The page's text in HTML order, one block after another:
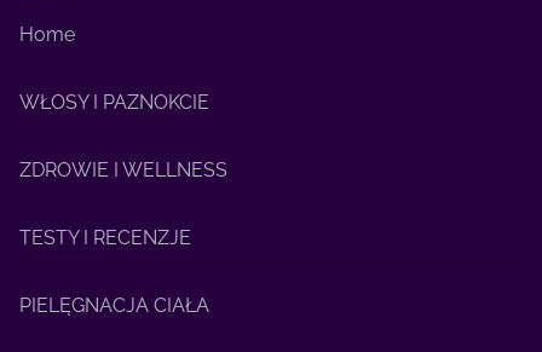
Home
WŁOSY I PAZNOKCIE
ZDROWIE I WELLNESS
TESTY I RECENZJE
PIELĘGNACJA CIAŁA